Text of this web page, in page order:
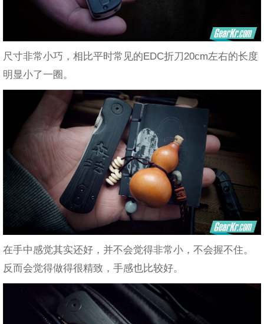
尺寸非常小巧，相比平时常见的EDC折刀20cm左右的长度
明显小了一圈。
在手中感觉其实还好，并不会觉得非常小，不会握不住。
反而会觉得做得很精致，手感也比较好。